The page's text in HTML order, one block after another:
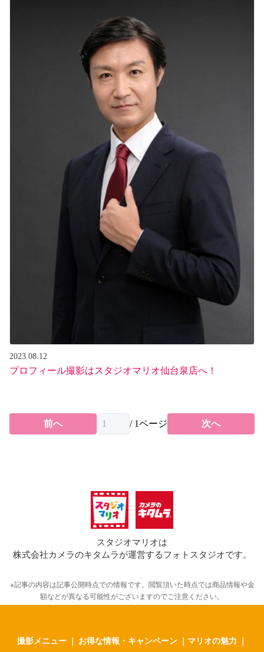
2023.08.12
プロフィール撮影はスタジオマリオ仙台泉店へ！
前へ / 1ページ 次へ
スタジオマリオは
株式会社カメラのキタムラが運営するフォトスタジオです。
※記事の内容は記事公開時点での情報です。閲覧頂いた時点では商品情報や金
額などが異なる可能性がございますのでご注意ください。
撮影メニュー ｜ お得な情報・キャンペーン ｜ マリオの魅力 ｜